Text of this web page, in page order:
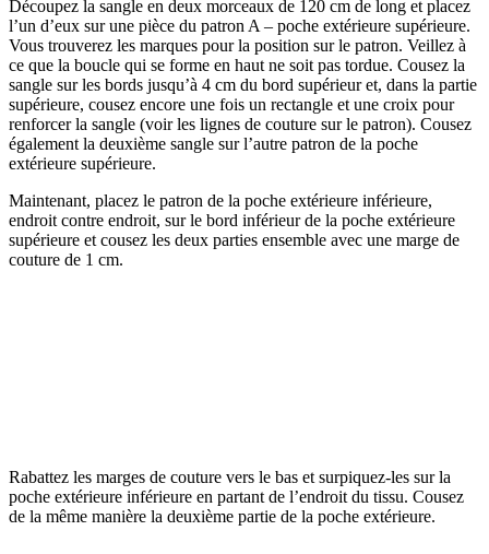
Découpez la sangle en deux morceaux de 120 cm de long et placez
l’un d’eux sur une pièce du patron A – poche extérieure supérieure.
Vous trouverez les marques pour la position sur le patron. Veillez à
ce que la boucle qui se forme en haut ne soit pas tordue. Cousez la
sangle sur les bords jusqu’à 4 cm du bord supérieur et, dans la partie
supérieure, cousez encore une fois un rectangle et une croix pour
renforcer la sangle (voir les lignes de couture sur le patron). Cousez
également la deuxième sangle sur l’autre patron de la poche
extérieure supérieure.
Maintenant, placez le patron de la poche extérieure inférieure,
endroit contre endroit, sur le bord inférieur de la poche extérieure
supérieure et cousez les deux parties ensemble avec une marge de
couture de 1 cm.
Rabattez les marges de couture vers le bas et surpiquez-les sur la
poche extérieure inférieure en partant de l’endroit du tissu. Cousez
de la même manière la deuxième partie de la poche extérieure.